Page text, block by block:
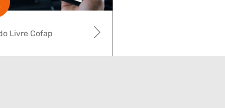
Livre Cofap